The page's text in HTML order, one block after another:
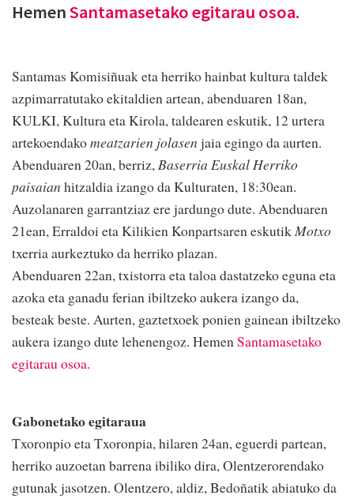
HemenSantamasetako egitarau osoa.
Santamas Komisiñuak eta herriko hainbat kultura taldek
azpimarratutako ekitaldien artean, abenduaren 18an,
KULKI, Kultura eta Kirola, taldearen eskutik, 12 urtera
artekoendakomeatzarien jolasen jaia egingo da aurten.
Abenduaren 20an, berriz,Baserria Euskal Herriko
paisaian hitzaldia izango da Kulturaten, 18:30ean.
Auzolanaren garrantziaz ere jardungo dute. Abenduaren
21ean, Erraldoi eta Kilikien Konpartsaren eskutikMotxo
txerria aurkeztuko da herriko plazan.
Abenduaren 22an, txistorra eta taloa dastatzeko eguna eta
azoka eta ganadu ferian ibiltzeko aukera izango da,
besteak beste. Aurten, gaztetxoek ponien gainean ibiltzeko
aukera izango dute lehenengoz. HemenSantamasetako
egitarau osoa.
Gabonetako egitaraua
Txoronpio eta Txoronpia, hilaren 24an, eguerdi partean,
herriko auzoetan barrena ibiliko dira, Olentzerorendako
gutunak jasotzen. Olentzero, aldiz, Bedoñatik abiatuko da